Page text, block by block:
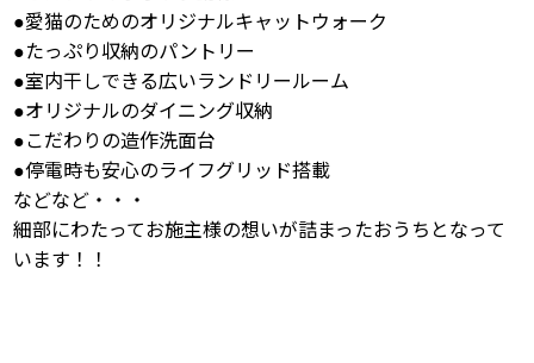
●愛猫のためのオリジナルキャットウォーク
●たっぷり収納のパントリー
●室内干しできる広いランドリールーム
●オリジナルのダイニング収納
●こだわりの造作洗面台
●停電時も安心のライフグリッド搭載
などなど・・・
細部にわたってお施主様の想いが詰まったおうちとなって
います！！